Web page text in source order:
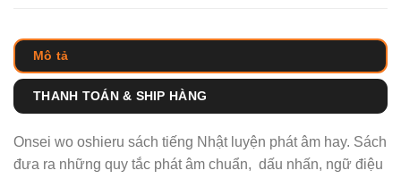
Mô tả
THANH TOÁN & SHIP HÀNG
Onsei wo oshieru sách tiếng Nhật luyện phát âm hay. Sách
đưa ra những quy tắc phát âm chuẩn, dấu nhấn, ngữ điệu